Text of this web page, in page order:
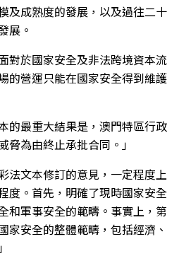
及成熟度的發展，以及過往二十
展。
對於國家安全及非法跨境資本流
的營運只能在國家安全得到維護
的最重大結果是，澳門特區行政
脅為由終止承批合同。」
法文本修訂的意見，一定程度上
度。首先，明確了現時國家安全
和軍事安全的範疇。事實上，第
家安全的整體範疇，包括經濟、